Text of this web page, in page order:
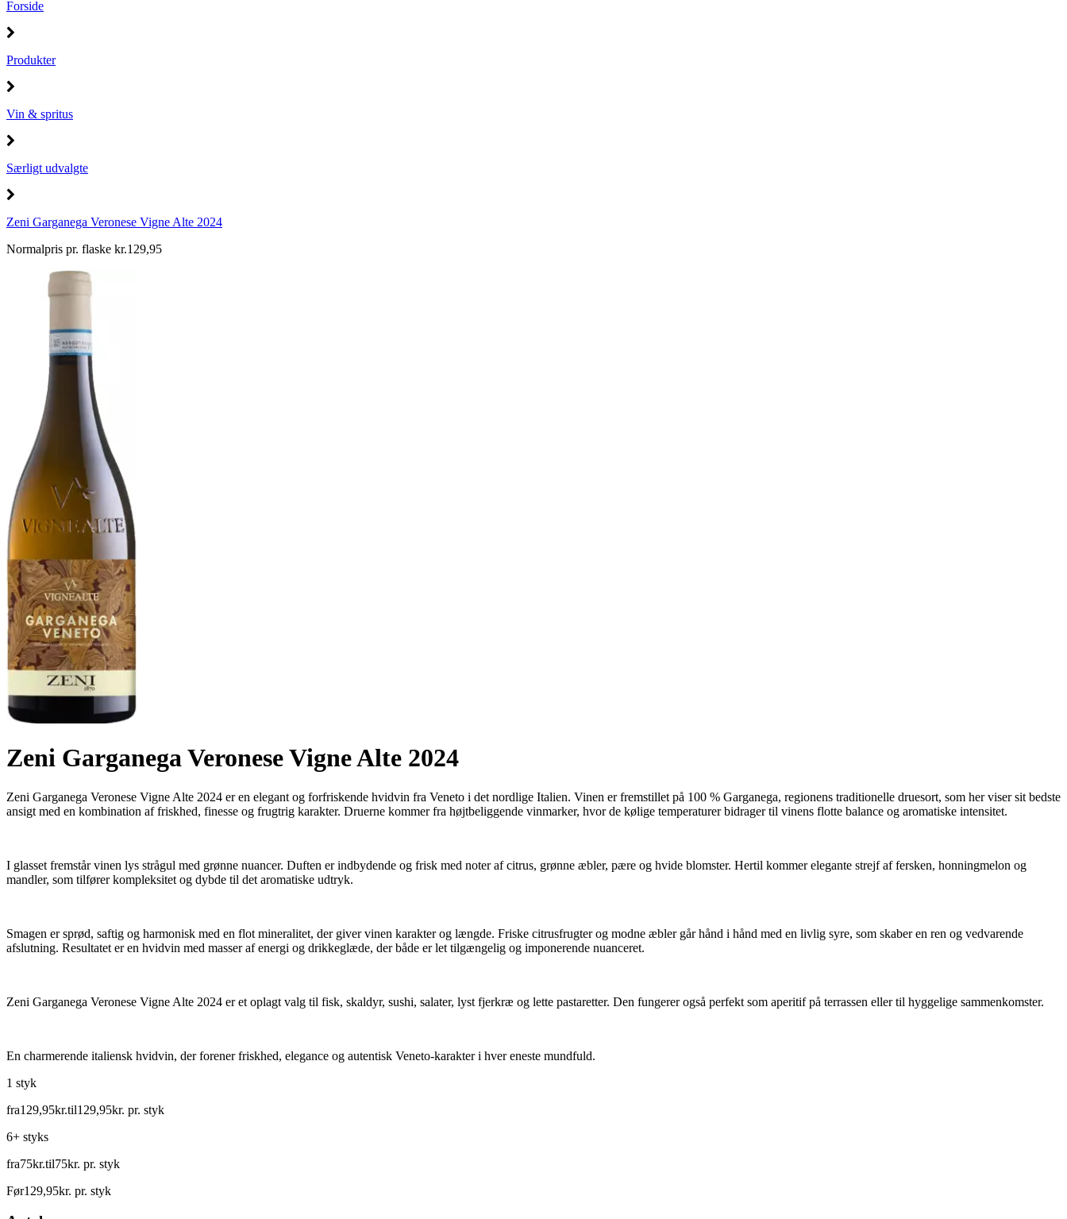
Forside
Produkter
Vin & spritus
Særligt udvalgte
Zeni Garganega Veronese Vigne Alte 2024
Normalpris pr. flaske kr.129,95
Zeni Garganega Veronese Vigne Alte 2024
Zeni Garganega Veronese Vigne Alte 2024 er en elegant og forfriskende hvidvin fra Veneto i det nordlige Italien. Vinen er fremstillet på 100 % Garganega, regionens traditionelle druesort, som her viser sit bedste
ansigt med en kombination af friskhed, finesse og frugtrig karakter. Druerne kommer fra højtbeliggende vinmarker, hvor de kølige temperaturer bidrager til vinens flotte balance og aromatiske intensitet.
I glasset fremstår vinen lys strågul med grønne nuancer. Duften er indbydende og frisk med noter af citrus, grønne æbler, pære og hvide blomster. Hertil kommer elegante strejf af fersken, honningmelon og
mandler, som tilfører kompleksitet og dybde til det aromatiske udtryk.
Smagen er sprød, saftig og harmonisk med en flot mineralitet, der giver vinen karakter og længde. Friske citrusfrugter og modne æbler går hånd i hånd med en livlig syre, som skaber en ren og vedvarende
afslutning. Resultatet er en hvidvin med masser af energi og drikkeglæde, der både er let tilgængelig og imponerende nuanceret.
Zeni Garganega Veronese Vigne Alte 2024 er et oplagt valg til fisk, skaldyr, sushi, salater, lyst fjerkræ og lette pastaretter. Den fungerer også perfekt som aperitif på terrassen eller til hyggelige sammenkomster.
En charmerende italiensk hvidvin, der forener friskhed, elegance og autentisk Veneto-karakter i hver eneste mundfuld.
1 styk
fra129,95kr.til129,95kr. pr. styk
6+ styks
fra75kr.til75kr. pr. styk
Før129,95kr. pr. styk